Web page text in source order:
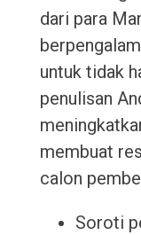
dari para
untuk tidak
penulisan
membuat
calon
Soroti